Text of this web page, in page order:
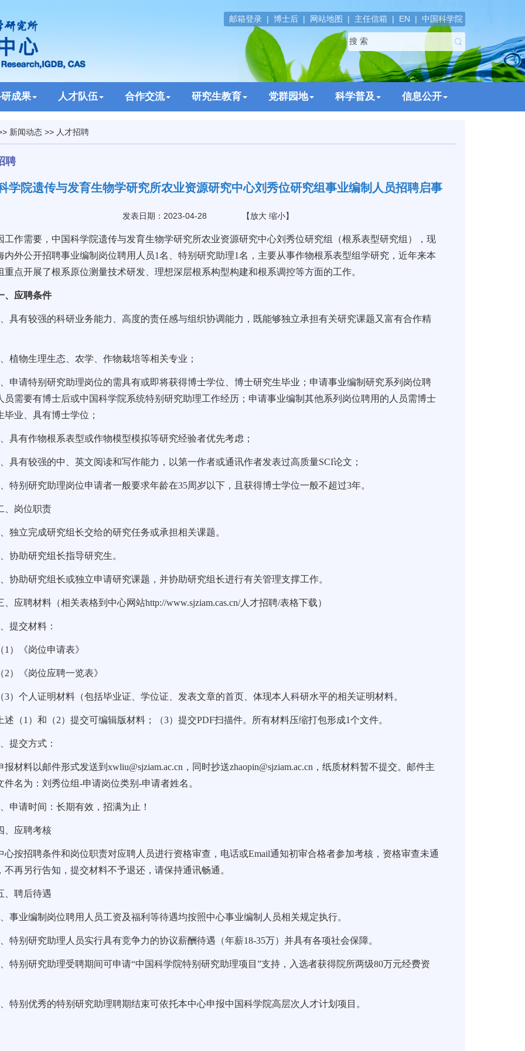
邮箱登录 | 博士后 | 网站地图 | 主任信箱 | EN | 中国科学院
成果 人才队伍 合作交流 研究生教育 党群园地 科学普及 信息公开
新闻动态>> 人才招聘
聘
学院遗传与发育生物学研究所农业资源研究中心刘秀位研究组事业编制人员招聘启事
发表日期：2023-04-28 【放大 缩小】
需要，中国科学院遗传与发育生物学研究所农业资源研究中心刘秀位研究组（根系表型研究组），现
内外公开招聘事业编制岗位聘用人员1名、特别研究助理1名，主要从事作物根系表型组学研究，近年来本
重点开展了根系原位测量技术研发、理想深层根系构型构建和根系调控等方面的工作。
、应聘条件
、具有较强的科研业务能力、高度的责任感与组织协调能力，既能够独立承担有关研究课题又富有合作精
、植物生理生态、农学、作物栽培等相关专业；
、申请特别研究助理岗位的需具有或即将获得博士学位、博士研究生毕业；申请事业编制研究系列岗位聘
员需要有博士后或中国科学院系统特别研究助理工作经历；申请事业编制其他系列岗位聘用的人员需博士
毕业、具有博士学位；
、具有作物根系表型或作物模型模拟等研究经验者优先考虑；
、具有较强的中、英文阅读和写作能力，以第一作者或通讯作者发表过高质量SCI论文；
、特别研究助理岗位申请者一般要求年龄在35周岁以下，且获得博士学位一般不超过3年。
、岗位职责
、独立完成研究组长交给的研究任务或承担相关课题。
、协助研究组长指导研究生。
、协助研究组长或独立申请研究课题，并协助研究组长进行有关管理支撑工作。
、应聘材料（相关表格到中心网站http://www.sjziam.cas.cn/人才招聘/表格下载）
、提交材料：
1 ）《岗位申请表》
2）《岗位应聘一览表》
3）个人证明材料（包括毕业证、学位证、发表文章的首页、体现本人科研水平的相关证明材料。
述（1 ）和（2）提交可编辑版材料；（3）提交PDF扫描件。所有材料压缩打包形成1个文件。
、提交方式：
报材料以邮件形式发送到xwliu@sjziam.ac.cn ，同时抄送zhaopin@sjziam.ac.cn ，纸质材料暂不提交。邮件主
件名为：刘秀位组-申请岗位类别-申请者姓名。
、申请时间：长期有效，招满为止！
、应聘考核
心按招聘条件和岗位职责对应聘人员进行资格审查，电话或Email通知初审合格者参加考核，资格审查未通
不再另行告知，提交材料不予退还，请保持通讯畅通。
、聘后待遇
、事业编制岗位聘用人员工资及福利等待遇均按照中心事业编制人员相关规定执行。
、特别研究助理人员实行具有竞争力的协议薪酬待遇（年薪18-35万）并具有各项社会保障。
、特别研究助理受聘期间可申请“中国科学院特别研究助理项目”支持，入选者获得院所两级80万元经费资
、特别优秀的特别研究助理聘期结束可依托本中心申报中国科学院高层次人才计划项目。